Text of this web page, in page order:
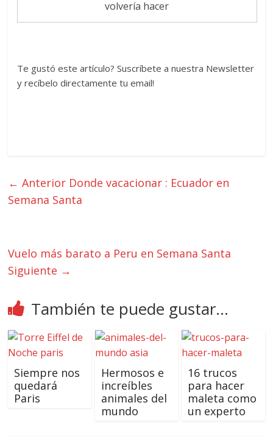
volvería hacer
Te gustó este artículo? Suscríbete a nuestra Newsletter
y recíbelo directamente tu email!
← Anterior Donde vacacionar : Ecuador en
Semana Santa
Vuelo más barato a Peru en Semana Santa
Siguiente →
También te puede gustar...
Siempre nos
quedará
Paris
Hermosos e
increíbles
animales del
mundo
16 trucos
para hacer
maleta como
un experto